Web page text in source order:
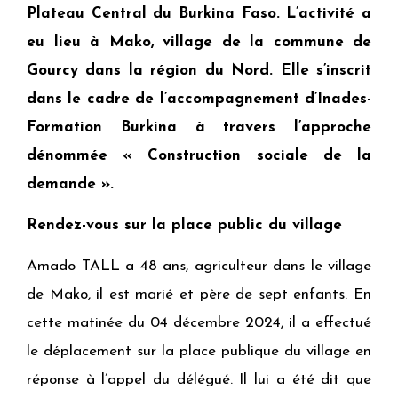
Plateau Central du Burkina Faso. L’activité a
eu lieu à Mako, village de la commune de
Gourcy dans la région du Nord. Elle s’inscrit
dans le cadre de l’accompagnement d’Inades-
Formation Burkina à travers l’approche
dénommée « Construction sociale de la
demande ».
Rendez-vous sur la place public du village
Amado TALL a 48 ans, agriculteur dans le village
de Mako, il est marié et père de sept enfants. En
cette matinée du 04 décembre 2024, il a effectué
le déplacement sur la place publique du village en
réponse à l’appel du délégué. Il lui a été dit que